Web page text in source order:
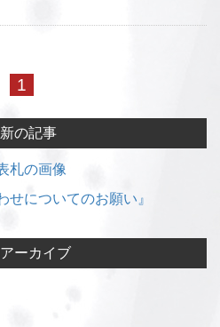
1
の記事
札の画像
せについてのお願い』
ーカイブ